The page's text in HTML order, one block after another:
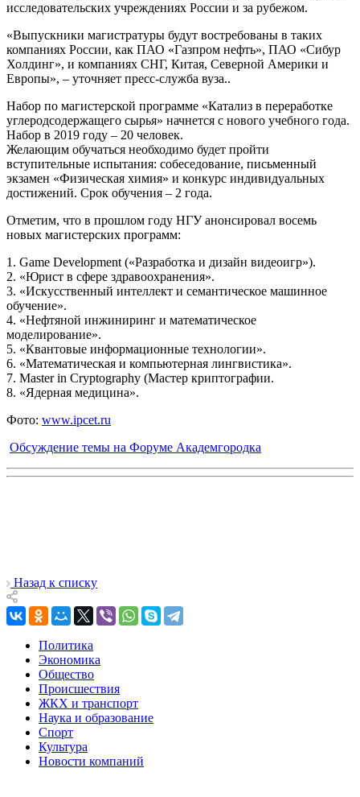
исследовательских учреждениях России и за рубежом.
«Выпускники магистратуры будут востребованы в таких
компаниях России, как ПАО «Газпром нефть», ПАО «Сибур
Холдинг», и компаниях СНГ, Китая, Северной Америки и
Европы», – уточняет пресс-служба вуза..
Набор по магистерской программе «Катализ в переработке
углеродсодержащего сырья» начнется с нового учебного года.
Набор в 2019 году – 20 человек.
Желающим обучаться необходимо будет пройти
вступительные испытания: собеседование, письменный
экзамен «Физическая химия» и конкурс индивидуальных
достижений. Срок обучения – 2 года.
Отметим, что в прошлом году НГУ анонсировал восемь
новых магистерских программ:
1. Game Development («Разработка и дизайн видеоигр»).
2. «Юрист в сфере здравоохранения».
3. «Искусственный интеллект и семантическое машинное
обучение».
4. «Нефтяной инжиниринг и математическое
моделирование».
5. «Квантовые информационные технологии».
6. «Математическая и компьютерная лингвистика».
7. Master in Cryptography (Мастер криптографии.
8. «Ядерная медицина».
Фото: www.ipcet.ru
Обсуждение темы на Форуме Академгородка
Назад к списку
Политика
Экономика
Общество
Происшествия
ЖКХ и транспорт
Наука и образование
Спорт
Культура
Новости компаний